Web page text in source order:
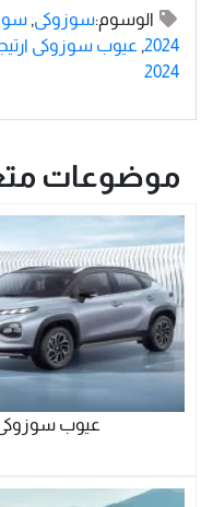
الوسوم:سوزوكى,
2024
, عيوب سوزوكى
2024
موضوعات
عيوب سوزوكى